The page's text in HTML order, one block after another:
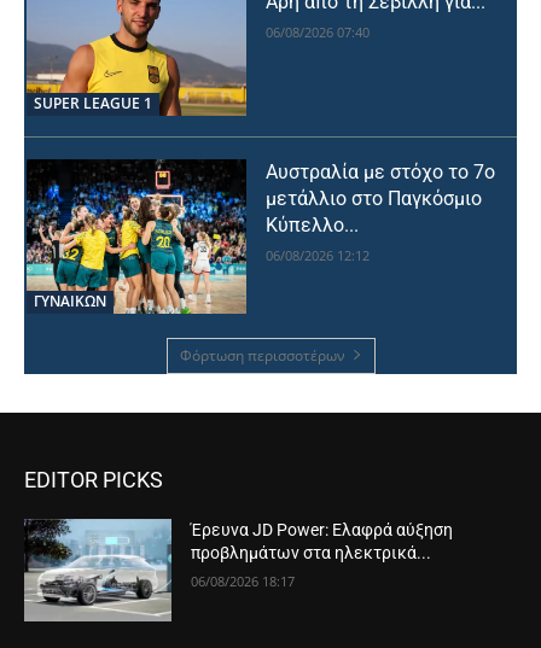
SUPER LEAGUE 1
06/08/2026 07:40
ΓΥΝΑΙΚΩΝ
Αυστραλία με στόχο το 7ο
μετάλλιο στο Παγκόσμιο
Κύπελλο...
06/08/2026 12:12
Φόρτωση περισσοτέρων
EDITOR PICKS
Έρευνα JD Power: Ελαφρά αύξηση
προβλημάτων στα ηλεκτρικά...
06/08/2026 18:17